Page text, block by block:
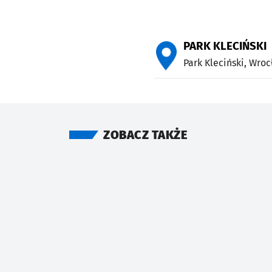
PARK KLECIŃSKI
Park Kleciński,
ZOBACZ TAKŻE